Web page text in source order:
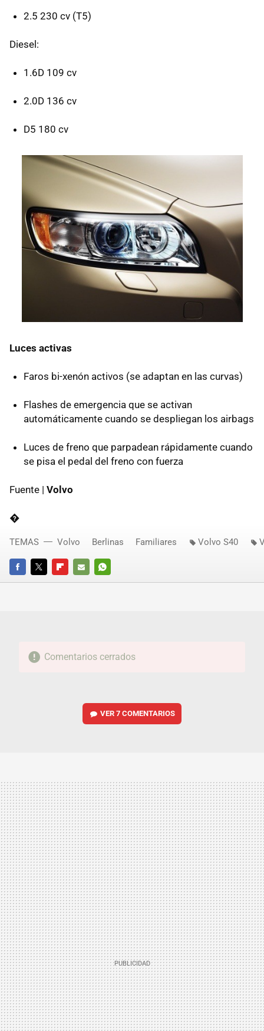
2.5 230 cv (T5)
Diesel:
1.6D 109 cv
2.0D 136 cv
D5 180 cv
Luces activas
Faros bi-xenón activos (se adaptan en las curvas)
Flashes de emergencia que se activan
automáticamente cuando se despliegan los airbags
Luces de freno que parpadean rápidamente cuando
se pisa el pedal del freno con fuerza
Fuente | Volvo
�
FACEBOOKTWITTERFLIPBOARD
E-
WHATSAPP
TEMAS Volvo Berlinas Familiares Volvo S40
Comentarios cerrados
VER7 COMENTARIOS